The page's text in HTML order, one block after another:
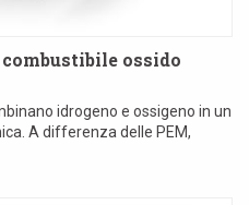
ossido
idrogeno e ossigeno in un
A differenza delle PEM,